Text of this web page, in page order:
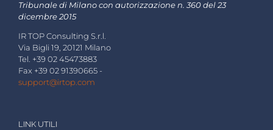
Tribunale di Milano con autorizzazione n. 360 del 23
dicembre 2015
IR TOP Consulting S.r.l.
Via Bigli 19, 20121 Milano
Tel. +39 02 45473883
Fax +39 02 91390665 -
support@irtop.com
LINK UTILI